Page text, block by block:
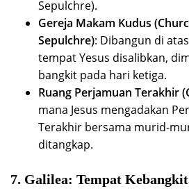
Sepulchre).
Gereja Makam Kudus
Sepulchre): Dibangun di
tempat Yesus disalibkan,
bangkit pada hari ketiga.
Ruang Perjamuan Terakhir
mana Jesus mengadakan
Terakhir bersama murid-
ditangkap.
7. Galilea: Tempat